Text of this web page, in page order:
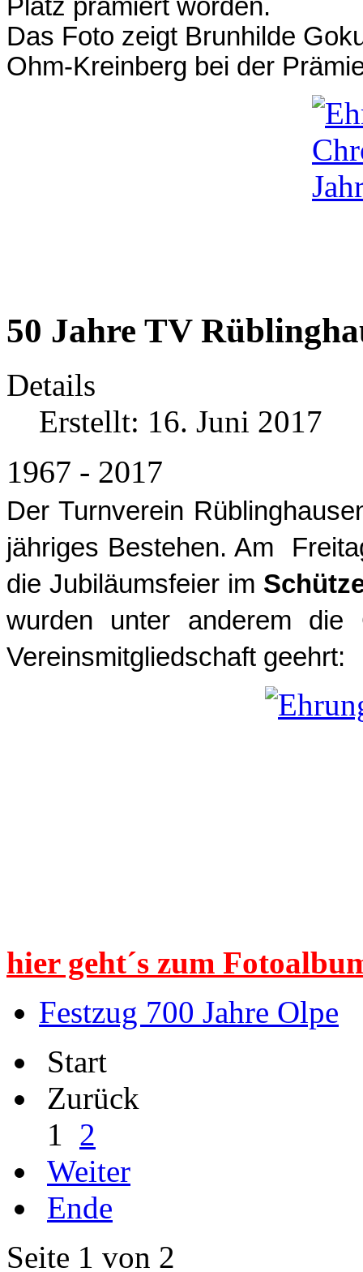
Platz prämiert worden.
Das Foto zeigt Brunhilde
Ohm-Kreinberg bei der
50 Jahre TV
Details
Erstellt: 16. Juni 2017
1967 - 2017
Der Turnverein
jähriges Bestehen. Am
die Jubiläumsfeier im
wurden unter anderem die
Vereinsmitgliedschaft geehrt:
hier geht´s zum
Festzug 700 Jahre Olpe
Start
Zurück
1
2
Weiter
Ende
Seite 1 von 2